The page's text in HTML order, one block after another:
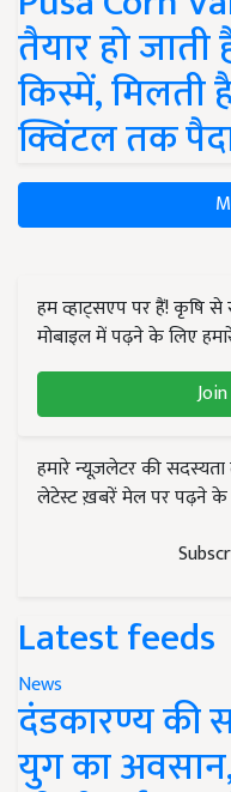
तैयार हो
किस्में, मिलती
क्विंटल तक
हम व्हाट्सएप पर हैं! कृषि
मोबाइल में पढ़ने के लिए
हमारे न्यूज़लेटर की
लेटेस्ट ख़बरें मेल पर पढ़ने के
Latest feeds
News
दंडकारण्य की
युग का अवसान,